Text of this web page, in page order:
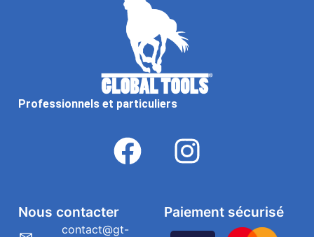
Professionnels et particuliers
Paiement sécurisé
Nous contacter
contact@gt-